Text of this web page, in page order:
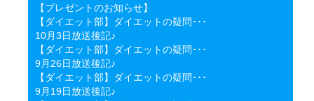
【プレゼントのお知らせ】
【ダイエット部】ダイエットの疑問･･･
10月3日放送後記♪
【ダイエット部】ダイエットの疑問･･･
9月26日放送後記♪
【ダイエット部】ダイエットの疑問･･･
9月19日放送後記♪